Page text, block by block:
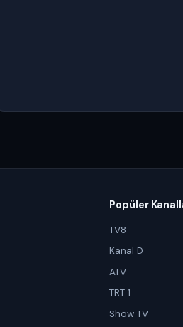
Popüler
TV8
Kanal D
ATV
TRT 1
Show TV